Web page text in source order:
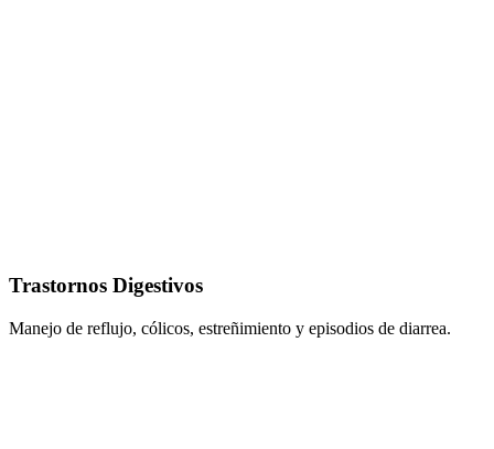
Trastornos Digestivos
Manejo de reflujo, cólicos, estreñimiento y episodios de diarrea.